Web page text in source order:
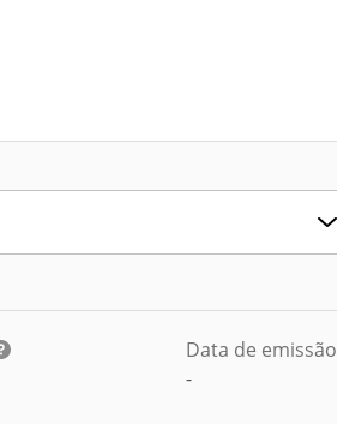
Data de emissão
-